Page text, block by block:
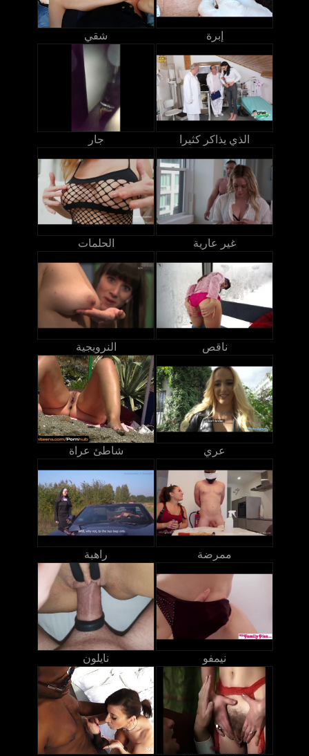
شقي إبرة
جار الذي يذاكر كثيرا
الحلمات غير عارية
النرويجية ناقص
شاطئ عراة عري
راهبة ممرضة
نايلون نيمفو